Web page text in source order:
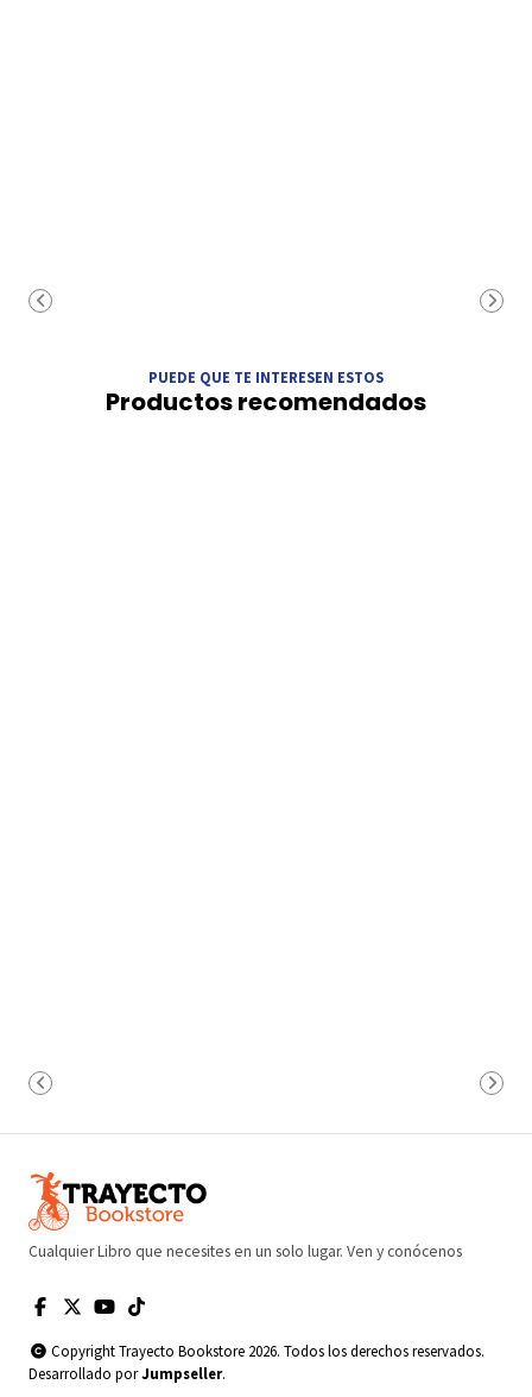
PUEDE QUE TE INTERESEN ESTOS
Productos recomendados
Cualquier Libro que necesites en un solo lugar. Ven y conócenos
Copyright Trayecto Bookstore 2026. Todos los derechos reservados.
Desarrollado porJumpseller.